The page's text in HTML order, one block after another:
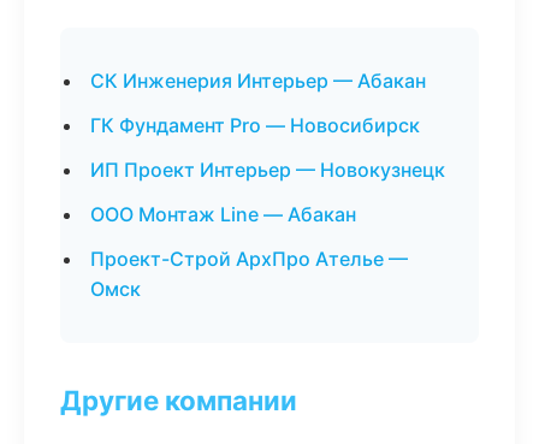
СК Инженерия Интерьер — Абакан
ГК Фундамент Pro — Новосибирск
ИП Проект Интерьер — Новокузнецк
ООО Монтаж Line — Абакан
Проект-Строй АрхПро Ателье —
Омск
Другие компании